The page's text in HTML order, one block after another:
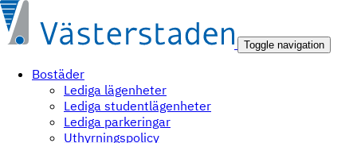
Toggle navigation
Bostäder
Lediga lägenheter
Lediga studentlägenheter
Lediga parkeringar
Uthyrningspolicy